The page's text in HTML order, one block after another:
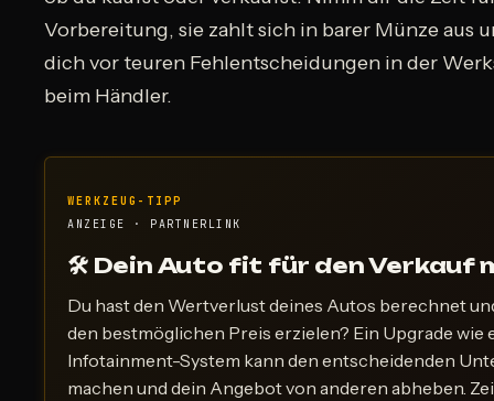
Vorbereitung, sie zahlt sich in barer Münze aus
dich vor teuren Fehlentscheidungen in der
beim Händler.
WERKZEUG-TIPP
ANZEIGE · PARTNERLINK
🛠 Dein Auto fit für den Verkauf
Du hast den Wertverlust deines Autos berechnet
den bestmöglichen Preis erzielen? Ein Upgrade wie
Infotainment-System kann den entscheidenden
machen und dein Angebot von anderen abheben.